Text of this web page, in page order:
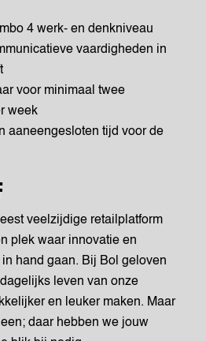
4 werk- en denkniveau
vaardigheden in
voor minimaal twee
week
aaneengesloten tijd voor de
veelzijdige retailplatform
plek waar innovatie en
hand gaan. Bij Bol geloven
leven van onze
en leuker maken. Maar
daar hebben we jouw